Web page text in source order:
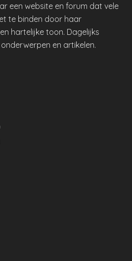
een website en forum dat vele
te binden door haar
hartelijke toon. Dagelijks
en artikelen.